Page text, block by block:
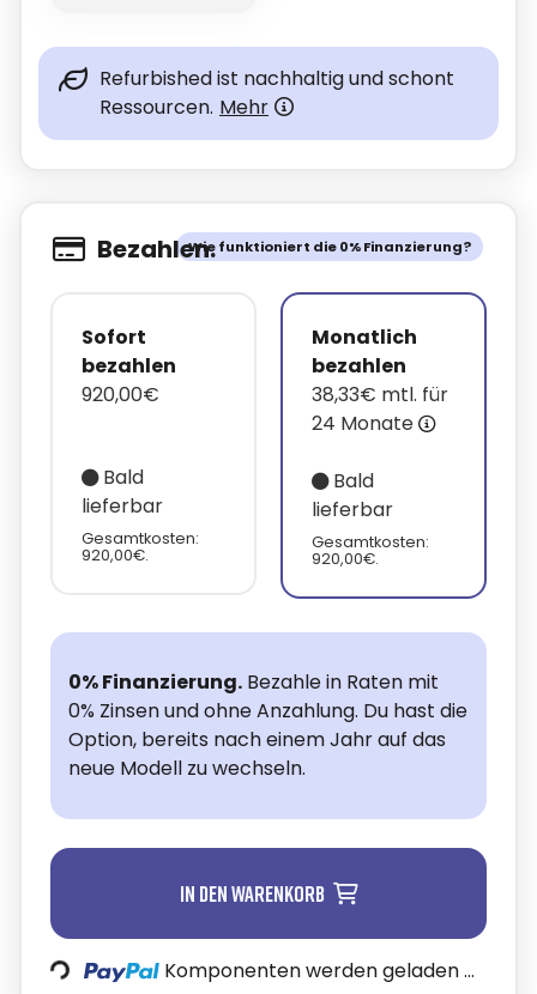
Refurbished ist nachhaltig und schont
Ressourcen. Mehr
Wie funktioniert die 0% Finanzierung?
Bezahlen.
Sofort
bezahlen
920,00€
Bald
lieferbar
Gesamtkosten:
920,00€.
Monatlich
bezahlen
38,33€ mtl. für
24 Monate
Bald
lieferbar
Gesamtkosten:
920,00€.
0% Finanzierung. Bezahle in Raten mit
0% Zinsen und ohne Anzahlung. Du hast die
Option, bereits nach einem Jahr auf das
neue Modell zu wechseln.
In den Warenkorb
Komponenten werden geladen ...